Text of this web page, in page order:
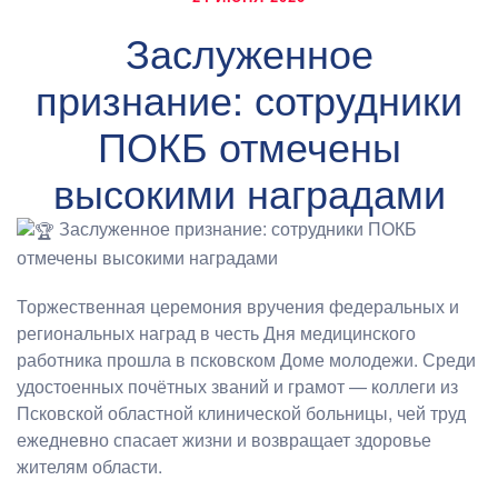
Заслуженное
признание: сотрудники
ПОКБ отмечены
высокими наградами
Заслуженное признание: сотрудники ПОКБ
отмечены высокими наградами
Торжественная церемония вручения федеральных и
региональных наград в честь Дня медицинского
работника прошла в псковском Доме молодежи. Среди
удостоенных почётных званий и грамот — коллеги из
Псковской областной клинической больницы, чей труд
ежедневно спасает жизни и возвращает здоровье
жителям области.